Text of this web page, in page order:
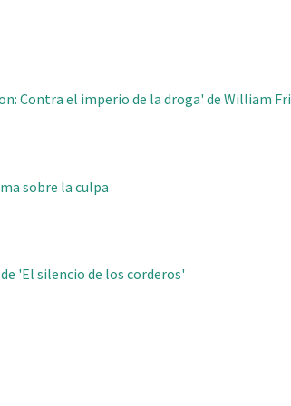
Contra el imperio de la droga' de William
sobre la culpa
'El silencio de los corderos'